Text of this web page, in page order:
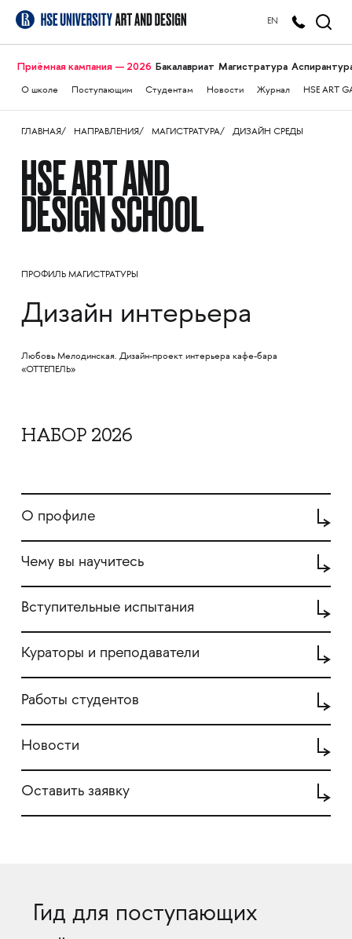
EN
Приёмная кампания — 2026 Бакалавриат Магистратура
О школе Поступающим Студентам Новости Журнал HSE ART
ГЛАВНАЯ НАПРАВЛЕНИЯ МАГИСТРАТУРА ДИЗАЙН СРЕДЫ
HSE ART AND
DESIGN SCHOOL
ПРОФИЛЬ МАГИСТРАТУРЫ
Дизайн интерьера
Любовь Мелодинская. Дизайн-проект интерьера кафе-бара
«ОТТЕПЕЛЬ»
НАБОР 2026
О профиле
Чему вы научитесь
Вступительные испытания
Кураторы и преподаватели
Работы студентов
Новости
Оставить заявку
Гид для поступающих